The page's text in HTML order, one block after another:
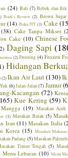
(24) Bali (7) Bebek dan Itik
Book's Review (2) Brown Sugar
(14) Buku JTT (1) Cake
(38) Cake Tanpa Mikser
Cake (10) Chinese
Daging Sapi
(2) Frosting (4) Frozen
Hidangan
(2) Ikan Air Laut(130)
(6)Jalan-Jalan(7) Jamur
Kacangan (72)
Kue Kering (59)
Mangga (19) Masakan Aceh
(1) Masakan Batak (5)
Iran (11) Masakan Italia
Korea (15) Masakan Makasar
Padang (5)Masakan
Timur Tengah (5)
Menu Lebaran (10) Menu